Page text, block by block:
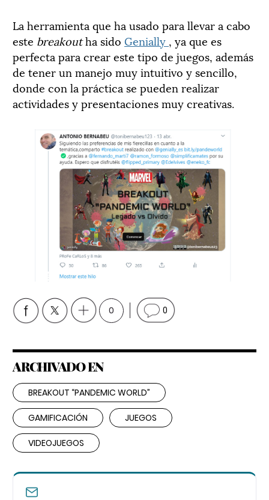
La herramienta que ha usado para llevar a cabo
este breakoutha sido Genially , ya que es
perfecta para crear este tipo de juegos, además
de tener un manejo muy intuitivo y sencillo,
donde con la práctica se pueden realizar
actividades y presentaciones muy creativas.
0 0
ARCHIVADO EN
BREAKOUT “PANDEMIC WORLD”
GAMIFICACIÓN JUEGOS
VIDEOJUEGOS